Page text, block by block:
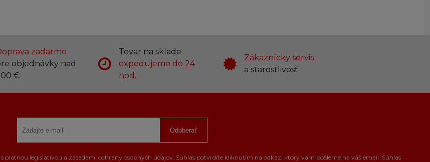
zadarmo
objednávky nad
€
Tovar na sklade
expedujeme do 24
hod.
Zákaznícky servis
a starostlivosť
Odoberať
platnou legislatívou a zásadami ochrany osobných údajov. Súhlas potvrdíte kliknutím na odkaz, ktorý vám pošleme na váš email. Súhlas